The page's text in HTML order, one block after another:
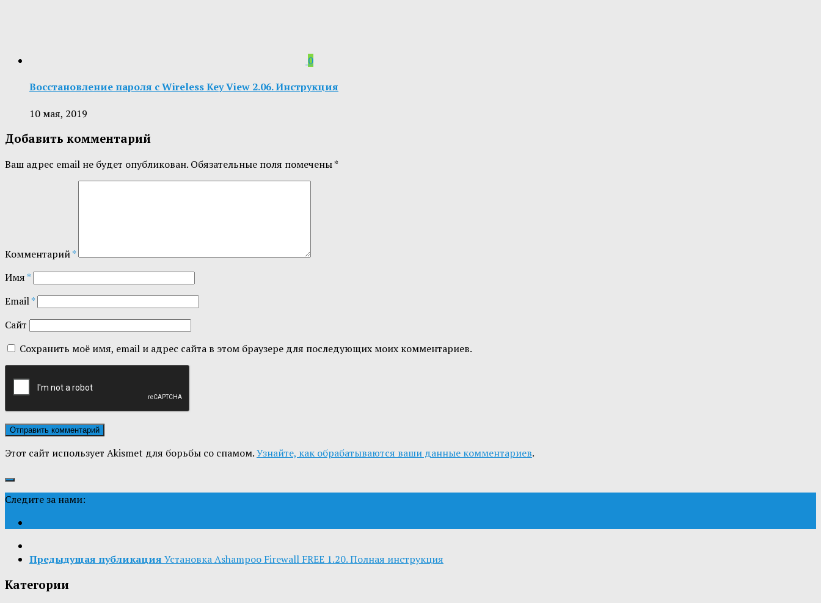
0
Восстановление пароля с Wireless Key View 2.06. Инструкция
10 мая, 2019
Добавить комментарий
Ваш адрес email не будет опубликован. Обязательные поля помечены*
Комментарий*
Имя*
Email*
Сайт
Сохранить моё имя, email и адрес сайта в этом браузере для последующих моих комментариев.
Этот сайт использует Akismet для борьбы со спамом.Узнайте, как обрабатываются ваши данные комментариев.
Следите за нами:
Предыдущая публикация Установка Ashampoo Firewall FREE 1.20. Полная инструкция
Категории